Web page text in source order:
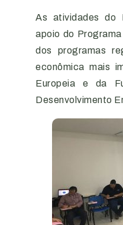
As atividades do
apoio do
dos programas
econômica mais
Europeia e da
Desenvolvimento